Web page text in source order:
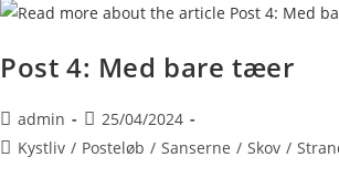
Post 4: Med bare tæer
admin
25/04/2024
Kystliv / Posteløb / Sanserne / Skov /